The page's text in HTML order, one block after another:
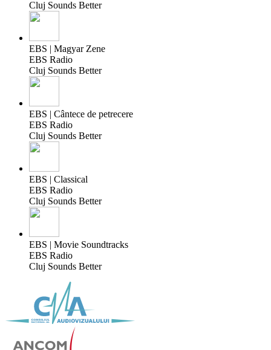
Cluj Sounds Better
EBS | Magyar Zene
EBS Radio
Cluj Sounds Better
EBS | Cântece de petrecere
EBS Radio
Cluj Sounds Better
EBS | Classical
EBS Radio
Cluj Sounds Better
EBS | Movie Soundtracks
EBS Radio
Cluj Sounds Better